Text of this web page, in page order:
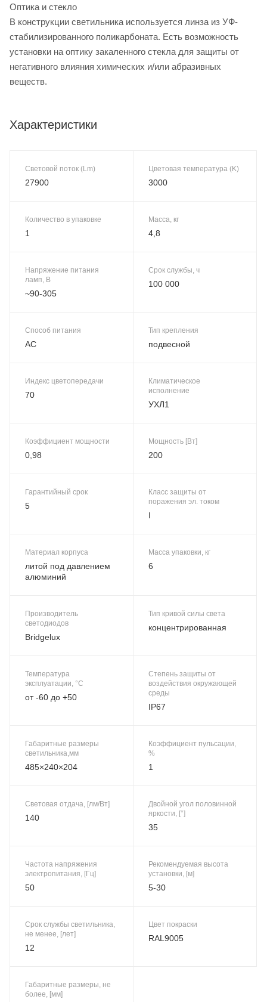
Оптика и стекло
В конструкции светильника используется линза из УФ-
стабилизированного поликарбоната. Есть возможность
установки на оптику закаленного стекла для защиты от
негативного влияния химических и/или абразивных
веществ.
Характеристики
Световой поток (Lm)
27900
Цветовая температура (K)
3000
Количество в упаковке
1
Масса, кг
4,8
Напряжение питания
ламп, В
~90-305
Срок службы, ч
100 000
Способ питания
AC
Тип крепления
подвесной
Индекс цветопередачи
70
Климатическое
исполнение
УХЛ1
Коэффициент мощности
0,98
Мощность [Вт]
200
Гарантийный срок
5
Класс защиты от
поражения эл. током
I
Материал корпуса
литой под давлением
алюминий
Масса упаковки, кг
6
Производитель
светодиодов
Bridgelux
Тип кривой силы света
концентрированная
Температура
эксплуатации, °C
от -60 до +50
Степень защиты от
воздействия окружающей
среды
IP67
Габаритные размеры
светильника,мм
485×240×204
Коэффициент пульсации,
%
1
Световая отдача, [лм/Вт]
140
Двойной угол половинной
яркости, [°]
35
Частота напряжения
электропитания, [Гц]
50
Рекомендуемая высота
установки, [м]
5-30
Срок службы светильника,
не менее, [лет]
12
Цвет покраски
RAL9005
Габаритные размеры, не
более, [мм]